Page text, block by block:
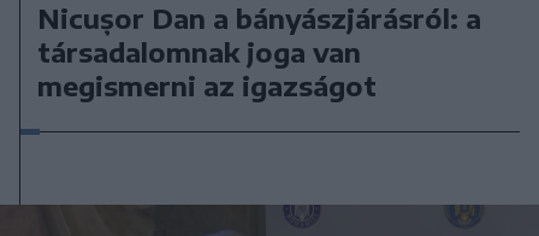
Nicușor Dan a bányászjárásról: a
társadalomnak joga van
megismerni az igazságot